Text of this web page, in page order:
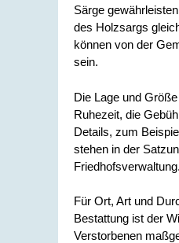
Särge
des Holzsargs
können von der
sein.
Die Lage und
Ruhezeit, die
Details, zum
stehen in der
Friedhofsverwaltung.
Für Ort, Art und
Bestattung ist der
Verstorbenen